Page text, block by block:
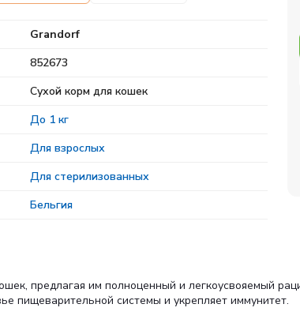
Grandorf
852673
Сухой корм для кошек
До 1 кг
Для взрослых
Для стерилизованных
Бельгия
предлагая им полноценный и легкоусвояемый
пищеварительной системы и укрепляет иммунитет.